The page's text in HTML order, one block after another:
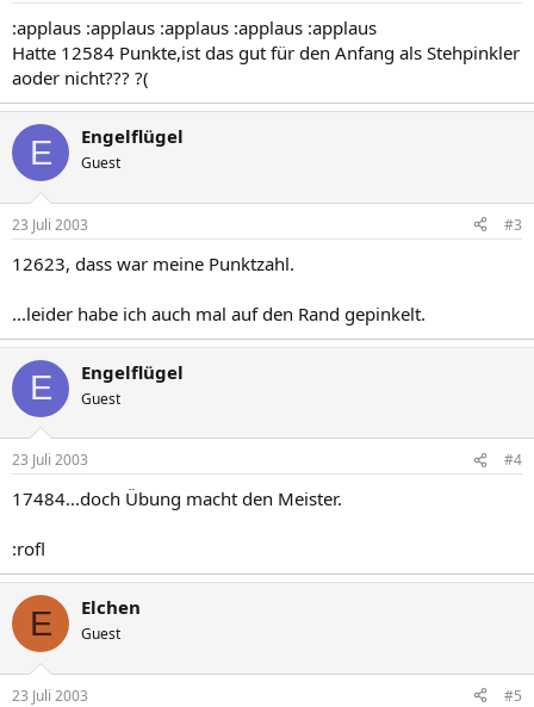
:applaus :applaus :applaus :applaus :applaus
Hatte 12584 Punkte,ist das gut für den Anfang als Stehpinkler
aoder nicht??? ?(
E Engelflügel
Guest
23 Juli 2003 #3
12623, dass war meine Punktzahl.
...leider habe ich auch mal auf den Rand gepinkelt.
E Engelflügel
Guest
23 Juli 2003 #4
17484...doch Übung macht den Meister.
:rofl
E Elchen
Guest
23 Juli 2003 #5